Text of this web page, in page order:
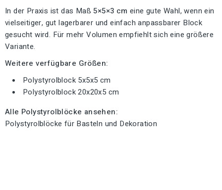
In der Praxis ist das Maß5×5×3 cm eine gute Wahl, wenn ein
vielseitiger, gut lagerbarer und einfach anpassbarer Block
gesucht wird. Für mehr Volumen empfiehlt sich eine größere
Variante.
Weitere verfügbare Größen:
Polystyrolblock 5x5x5 cm
Polystyrolblock 20x20x5 cm
Alle Polystyrolblöcke ansehen:
Polystyrolblöcke für Basteln und Dekoration